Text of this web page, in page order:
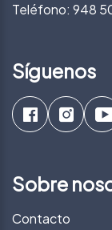
Teléfono: 948
Síguenos
Sobre
Contacto